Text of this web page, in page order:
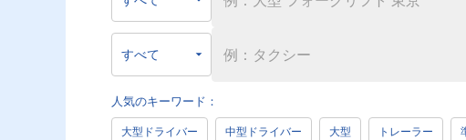
人気のキーワード：
大型ドライバー 中型ドライバー 大型 トレーラー